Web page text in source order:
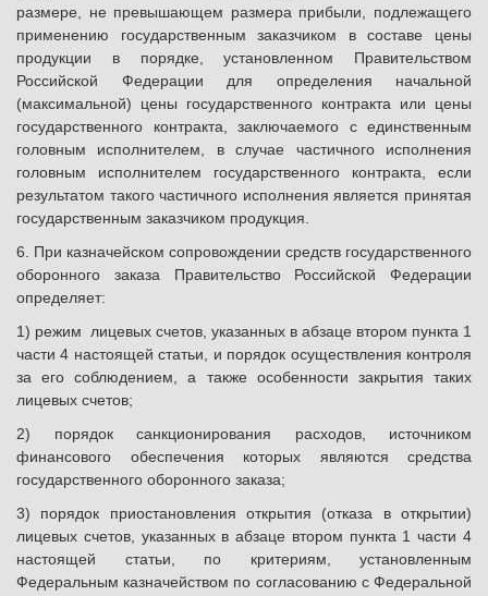
размере, не превышающем размера прибыли, подлежащего
применению государственным заказчиком в составе цены
продукции в порядке, установленном Правительством
Российской Федерации для определения начальной
(максимальной) цены государственного контракта или цены
государственного контракта, заключаемого с единственным
головным исполнителем, в случае частичного исполнения
головным исполнителем государственного контракта, если
результатом такого частичного исполнения является принятая
государственным заказчиком продукция.
6. При казначейском сопровождении средств государственного
оборонного заказа Правительство Российской Федерации
определяет:
1) режим лицевых счетов, указанных в абзаце втором пункта 1
части 4 настоящей статьи, и порядок осуществления контроля
за его соблюдением, а также особенности закрытия таких
лицевых счетов;
2) порядок санкционирования расходов, источником
финансового обеспечения которых являются средства
государственного оборонного заказа;
3) порядок приостановления открытия (отказа в открытии)
лицевых счетов, указанных в абзаце втором пункта 1 части 4
настоящей статьи, по критериям, установленным
Федеральным казначейством по согласованию с Федеральной